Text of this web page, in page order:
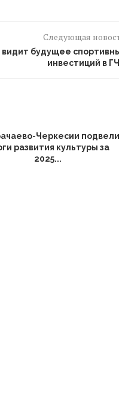
Следующая
будущее
инвестиций в
Черкесии подвели
развития культуры за
2025...